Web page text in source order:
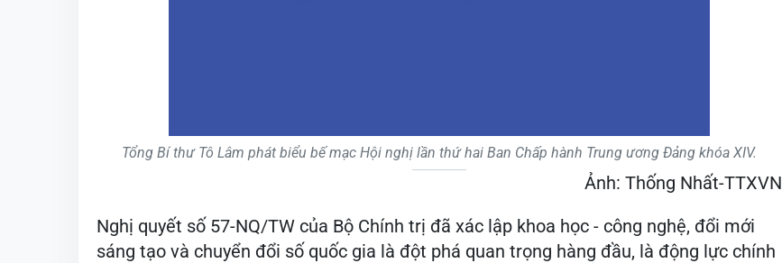
Tổng Bí thư Tô Lâm phát biểu bế mạc Hội nghị lần thứ hai Ban Chấp hành Trung ương Đảng khóa XIV.
Ảnh: Thống Nhất-TTXVN
Nghị quyết số 57-NQ/TW của Bộ Chính trị đã xác lập khoa học - công nghệ, đổi mới
sáng tạo và chuyển đổi số quốc gia là đột phá quan trọng hàng đầu, là động lực chính